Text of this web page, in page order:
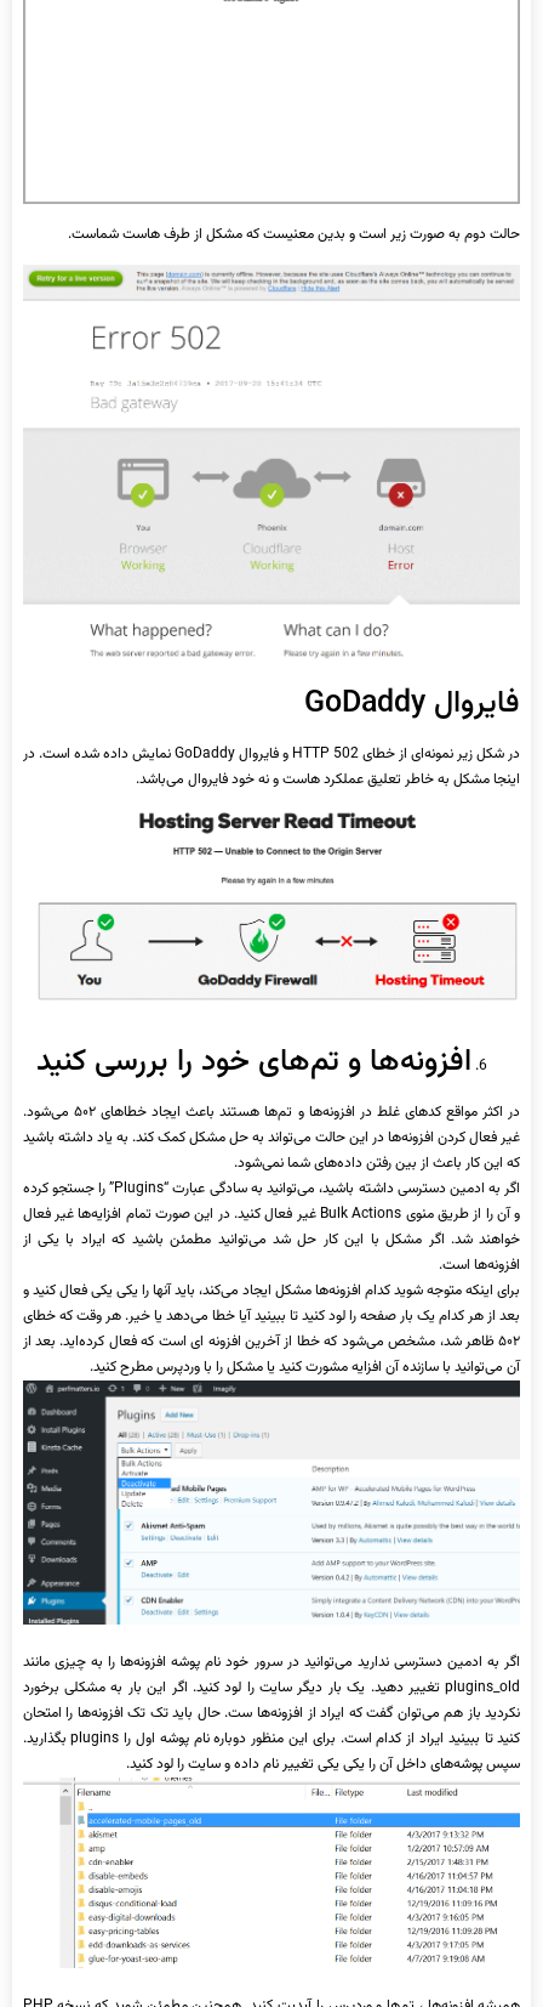
حالت دوم به صورت زیر است و بدین معنیست که مشکل از طرف هاست شماست.
فایروال GoDaddy
در شکل زیر نمونه‌ای از خطای HTTP 502 و فایروال GoDaddy نمایش داده شده است. در
اینجا مشکل به خاطر تعلیق عملکرد هاست و نه خود فایروال می‌باشد.
افزونه‌ها و تم‌های خود را بررسی کنید
در اکثر مواقع کدهای غلط در افزونه‌ها و تم‌ها هستند باعث ایجاد خطاهای ۵۰۲ می‌شود.
غیر فعال کردن افزونه‌ها در این حالت می‌تواند به حل مشکل کمک کند. به یاد داشته باشید
که این کار باعث از بین رفتن داده‌های شما نمی‌شود.
اگر به ادمین دسترسی داشته باشید، می‌توانید به سادگی عبارت “Plugins” را جستجو کرده
و آن را از طریق منوی Bulk Actions غیر فعال کنید. در این صورت تمام افزایه‌ها غیر فعال
خواهند شد. اگر مشکل با این کار حل شد می‌توانید مطمئن باشید که ایراد با یکی از
افزونه‌ها است.
برای اینکه متوجه شوید کدام افزونه‌ها مشکل ایجاد می‌کند، باید آنها را یکی یکی فعال کنید و
بعد از هر کدام یک بار صفحه را لود کنید تا ببینید آیا خطا می‌دهد یا خیر. هر وقت که خطای
۵۰۲ ظاهر شد، مشخص می‌شود که خطا از آخرین افزونه‌ ای است که فعال کرده‌اید. بعد از
آن می‌توانید با سازنده آن افزایه مشورت کنید یا مشکل را با وردپرس مطرح کنید.
اگر به ادمین دسترسی ندارید می‌توانید در سرور خود نام پوشه افزونه‌ها را به چیزی مانند
plugins_old تغییر دهید. یک بار دیگر سایت را لود کنید. اگر این بار به مشکلی برخورد
نکردید باز هم می‌توان گفت که ایراد از افزونه‌ها ست. حال باید تک تک افزونه‌ها را امتحان
کنید تا ببینید ایراد از کدام است. برای این منظور دوباره نام پوشه اول را plugins بگذارید.
سپس پوشه‌های داخل آن را یکی یکی تغییر نام داده و سایت را لود کنید.